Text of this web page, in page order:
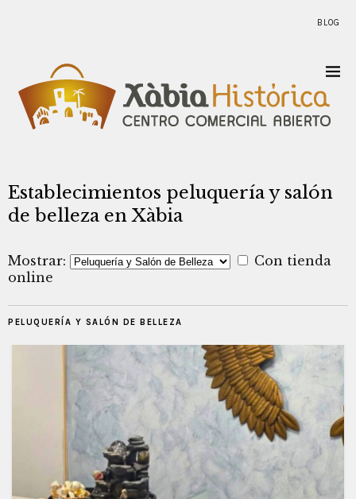
BLOG
Establecimientos peluquería y salón
de belleza en Xàbia
Mostrar:
Con tienda
online
PELUQUERÍA Y SALÓN DE BELLEZA